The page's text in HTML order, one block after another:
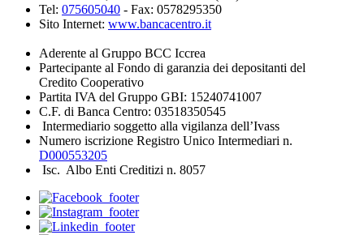
Tel: 075605040 - Fax: 0578295350
Sito Internet: www.bancacentro.it
Aderente al Gruppo BCC Iccrea
Partecipante al Fondo di garanzia dei depositanti del
Credito Cooperativo
Partita IVA del Gruppo GBI: 15240741007
C.F. di Banca Centro: 03518350545
Intermediario soggetto alla vigilanza dell’Ivass
Numero iscrizione Registro Unico Intermediari n.
D000553205
Isc. Albo Enti Creditizi n. 8057